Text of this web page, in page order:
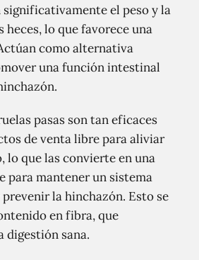
significativamente el peso y la
heces, lo que favorece una
como alternativa
una función intestinal
pasas son tan eficaces
de venta libre para aliviar
lo que las convierte en una
para mantener un sistema
la hinchazón. Esto se
en fibra, que
digestión sana.